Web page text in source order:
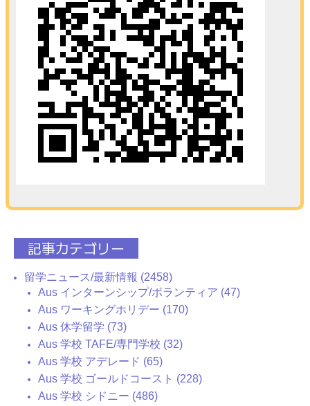
記事カテゴリー
留学ニュース/最新情報 (2458)
Aus インターンシップ/ボランティア (47)
Aus ワーキングホリデー (170)
Aus 休学留学 (73)
Aus 学校 TAFE/専門学校 (32)
Aus 学校 アデレード (65)
Aus 学校 ゴールドコースト (228)
Aus 学校 シドニー (486)